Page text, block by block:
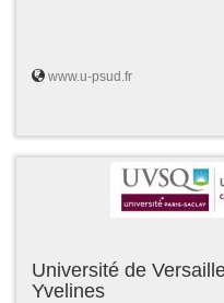
www.u-psud.fr
Université de
Yvelines